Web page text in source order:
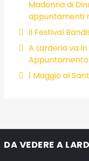
Madonna di
appuntamenti
Il Festival
A Larderia va
1 Maggio al
DA VEDERE A